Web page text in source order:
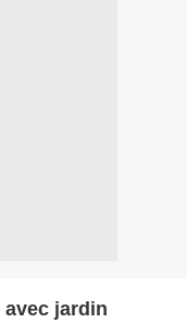
avec jardin